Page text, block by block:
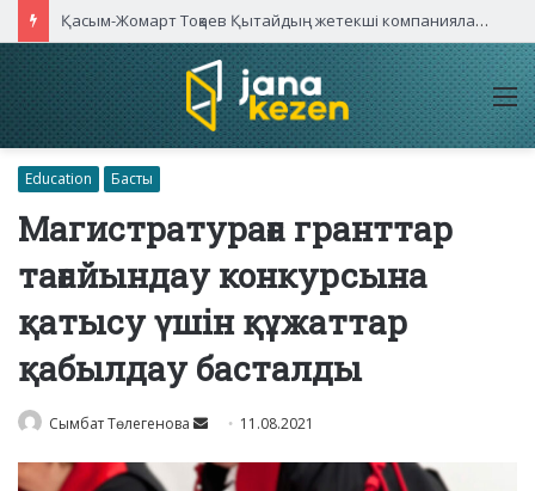
Қасым-Жомарт Тоқаев Қытайдың жетекші компаниялары басшыларымен кездесті
Education Басты
Магистратураға гранттар
тағайындау конкурсына
қатысу үшін құжаттар
қабылдау басталды
Сымбат Төлегенова
Send
email
11.08.2021